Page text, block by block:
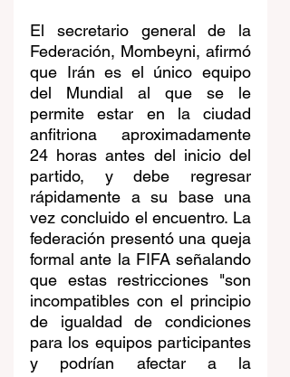
El secretario general de la
Federación, Mombeyni, afirmó
que Irán es el único equipo
del Mundial al que se le
permite estar en la ciudad
anfitriona aproximadamente
24 horas antes del inicio del
partido, y debe regresar
rápidamente a su base una
vez concluido el encuentro. La
federación presentó una queja
formal ante la FIFA señalando
que estas restricciones "son
incompatibles con el principio
de igualdad de condiciones
para los equipos participantes
y podrían afectar a la